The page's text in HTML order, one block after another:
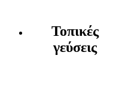
Τοπικές
γεύσεις